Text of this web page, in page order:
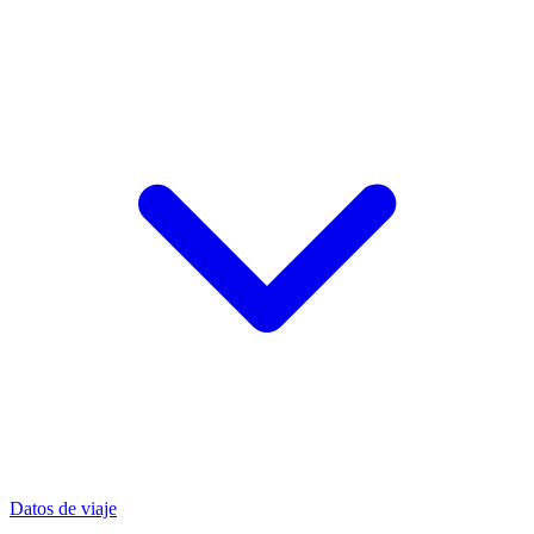
Datos de viaje